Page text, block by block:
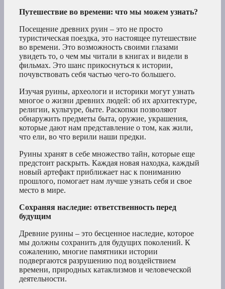
Путешествие во времени: что мы можем узнать?
Посещение древних руин – это не просто
туристическая поездка, это настоящее путешествие
во времени. Это возможность своими глазами
увидеть то, о чем мы читали в книгах и видели в
фильмах. Это шанс прикоснуться к истории,
почувствовать себя частью чего-то большего.
Изучая руины, археологи и историки могут узнать
многое о жизни древних людей: об их архитектуре,
религии, культуре, быте. Раскопки позволяют
обнаружить предметы быта, оружие, украшения,
которые дают нам представление о том, как жили,
что ели, во что верили наши предки.
Руины хранят в себе множество тайн, которые еще
предстоит раскрыть. Каждая новая находка, каждый
новый артефакт приближает нас к пониманию
прошлого, помогает нам лучше узнать себя и свое
место в мире.
Сохраняя наследие: ответственность перед
будущим
Древние руины – это бесценное наследие, которое
мы должны сохранить для будущих поколений. К
сожалению, многие памятники истории
подвергаются разрушению под воздействием
времени, природных катаклизмов и человеческой
деятельности.